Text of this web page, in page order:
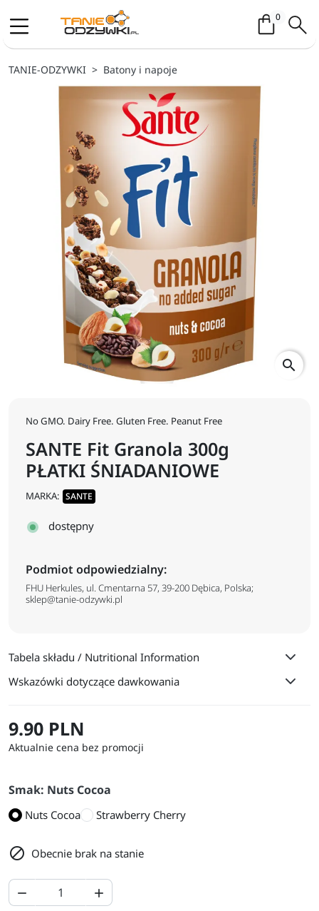
0Koszyk /
TANIE-ODZYWKI Batony i napoje
search
No GMO. Dairy Free. Gluten Free. Peanut Free
SANTE Fit Granola 300g
PŁATKI ŚNIADANIOWE
MARKA: SANTE
dostępny
Podmiot odpowiedzialny:
FHU Herkules, ul. Cmentarna 57, 39-200 Dębica, Polska;
sklep@tanie-odzywki.pl
Tabela składu / Nutritional Information
Wskazówki dotyczące dawkowania
9.90 PLN
Aktualnie cena bez promocji
Smak: Nuts Cocoa
Nuts Cocoa Strawberry Cherry
 Obecnie brak na stanie
 